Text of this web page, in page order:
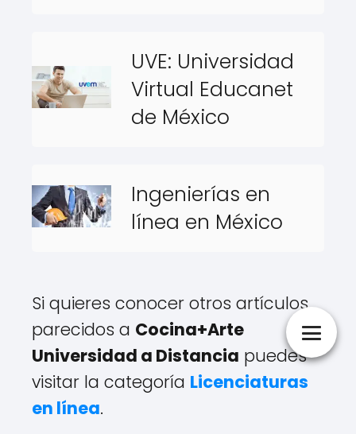
UVE: Universidad
Virtual Educanet
de México
Ingenierías en
línea en México
Si quieres conocer otros artículos
parecidos a Cocina+Arte
Universidad a Distancia puedes
visitar la categoría Licenciaturas
en línea.